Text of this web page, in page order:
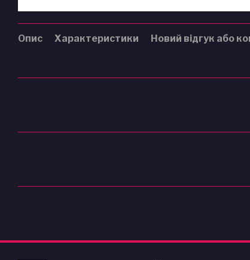
Опис Характеристики Новий відгук або